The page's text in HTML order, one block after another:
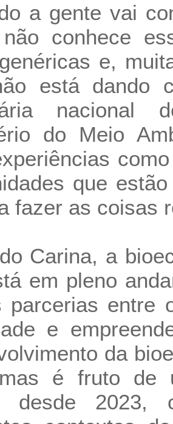
a gente vai
conhece
e,
está dando
nacional
do Meio
que
fazer as coisas
Carina, a
em pleno
parcerias entre
e
da
é fruto de
desde 2023,